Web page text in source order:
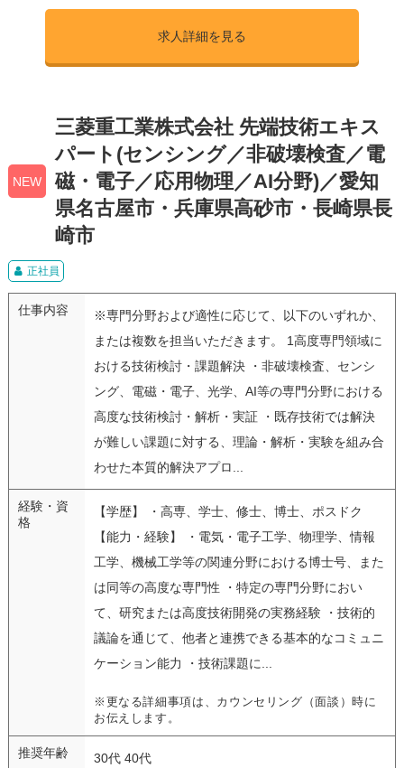
求人詳細を見る
NEW
三菱重工業株式会社 先端技術エキス
パート(センシング／非破壊検査／電
磁・電子／応用物理／AI分野)／愛知
県名古屋市・兵庫県高砂市・長崎県長
崎市
正社員
仕事内容
※専門分野および適性に応じて、以下のいずれか、
または複数を担当いただきます。 1高度専門領域に
おける技術検討・課題解決 ・非破壊検査、センシ
ング、電磁・電子、光学、AI等の専門分野における
高度な技術検討・解析・実証 ・既存技術では解決
が難しい課題に対する、理論・解析・実験を組み合
わせた本質的解決アプロ...
経験・資
格
【学歴】 ・高専、学士、修士、博士、ポスドク
【能力・経験】 ・電気・電子工学、物理学、情報
工学、機械工学等の関連分野における博士号、また
は同等の高度な専門性 ・特定の専門分野におい
て、研究または高度技術開発の実務経験 ・技術的
議論を通じて、他者と連携できる基本的なコミュニ
ケーション能力 ・技術課題に...
※更なる詳細事項は、カウンセリング（面談）時に
お伝えします。
推奨年齢 30代 40代